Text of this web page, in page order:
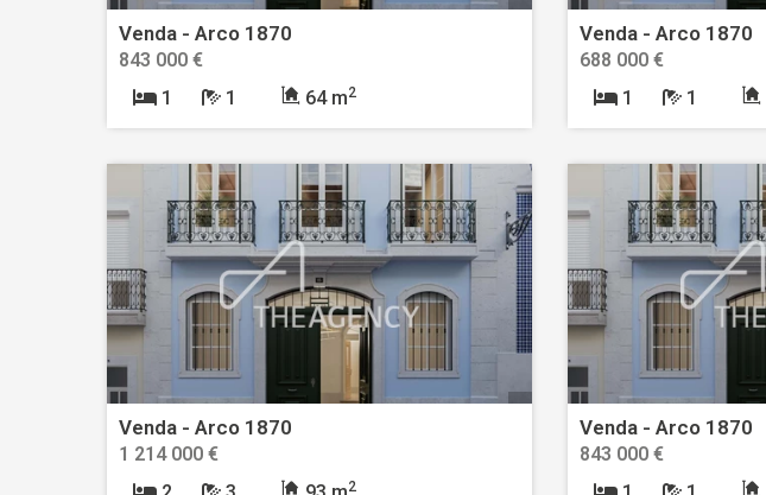
Venda - Arco 1870
843 000 €
1
1 64 m2
Venda - Arco 1870
688 000 €
1
1
Venda - Arco 1870
1 214 000 €
2
Venda - Arco 1870
843 000 €